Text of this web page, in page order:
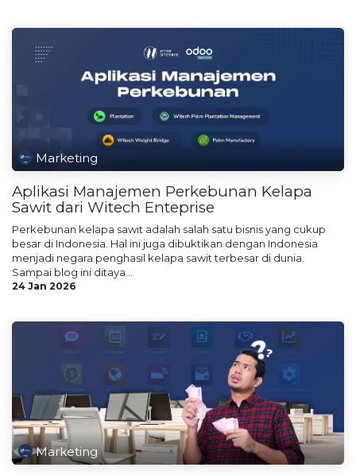
Marketing
Aplikasi Manajemen Perkebunan Kelapa
Sawit dari Witech Enteprise
Perkebunan kelapa sawit adalah salah satu bisnis yang cukup
besar di Indonesia. Hal ini juga dibuktikan dengan Indonesia
menjadi negara penghasil kelapa sawit terbesar di dunia.
Sampai blog ini ditaya...
24 Jan 2026
Marketing